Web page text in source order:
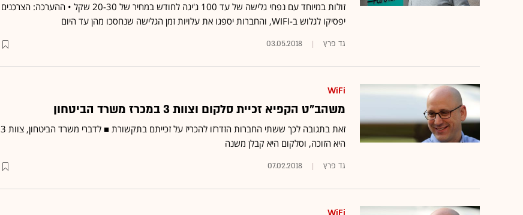
זולות במיוחד עם נפחי גלישה של עד 100 ג'יגה לחודש במחיר של 20-30 שקל • ההערכה: הצרכנים
יפסיקו לגלוש ב-WIFI, והחברות יספגו את עלויות זמן הגלישה שנחסכו מהן עד היום
גד פרץ 03.05.2018
WiFi
משהב"ט הקפיא זכיית סלקום וצוות 3 במכרז משרד הביטחון
זאת בתגובה לכך ששתי החברות הזדרזו להכריז על זכייתם בתקשורת ■ לדברי משרד הביטחון, צוות 3
היא הזוכה, וסלקום היא קבלן משנה
גד פרץ 07.02.2018